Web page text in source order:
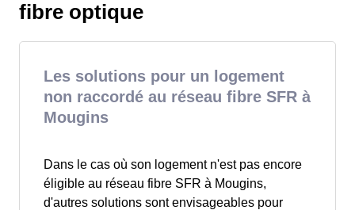
fibre optique
Les solutions pour un logement
non raccordé au réseau fibre SFR à
Mougins
Dans le cas où son logement n'est pas encore
éligible au réseau fibre SFR à Mougins,
d'autres solutions sont envisageables pour